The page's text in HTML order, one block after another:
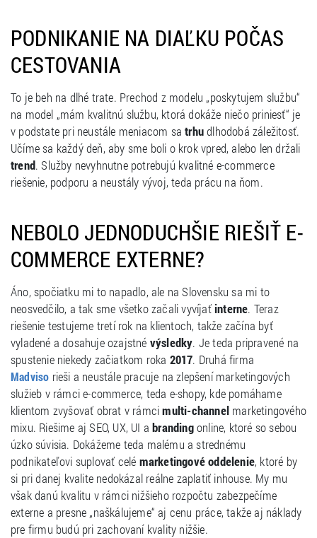
PODNIKANIE NA DIAĽKU POČAS
CESTOVANIA
To je beh na dlhé trate. Prechod z modelu „poskytujem službu“
na model „mám kvalitnú službu, ktorá dokáže niečo priniesť“ je
v podstate pri neustále meniacom satrhudlhodobá záležitosť.
Učíme sa každý deň, aby sme boli o krok vpred, alebo len držali
trend. Služby nevyhnutne potrebujú kvalitné e-commerce
riešenie, podporu a neustály vývoj, teda prácu na ňom.
NEBOLO JEDNODUCHŠIE RIEŠIŤ E-
COMMERCE EXTERNE?
Áno, spočiatku mi to napadlo, ale na Slovensku sa mi to
neosvedčilo, a tak sme všetko začali vyvíjaťinterne. Teraz
riešenie testujeme tretí rok na klientoch, takže začína byť
vyladené a dosahuje ozajstné výsledky. Je teda pripravené na
spustenie niekedy začiatkom roka 2017. Druhá firma
Madviso rieši a neustále pracuje na zlepšení marketingových
služieb v rámci e-commerce, teda e-shopy, kde pomáhame
klientom zvyšovať obrat v rámcimulti-channel marketingového
mixu. Riešime aj SEO, UX, UI abrandingonline, ktoré so sebou
úzko súvisia. Dokážeme teda malému a strednému
podnikateľovi suplovať celé marketingové oddelenie, ktoré by
si pri danej kvalite nedokázal reálne zaplatiť inhouse. My mu
však danú kvalitu v rámci nižšieho rozpočtu zabezpečíme
externe a presne „naškálujeme“ aj cenu práce, takže aj náklady
pre firmu budú pri zachovaní kvality nižšie.